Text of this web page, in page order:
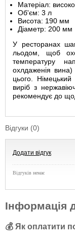
Матеріал:
Об'єм: 3 л
Висота: 190 мм
Діаметр: 200 мм
У ресторанах
льодом, щоб
температуру
охлдаженія
цього.
виріб з
рекомендує до
Відгуки (0)
Додати відгук
Відгуків немає
Інформація
💰 Як оплатити